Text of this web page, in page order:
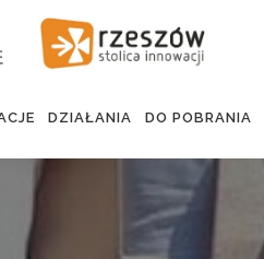
DZIAŁANIA DO POBRANIA